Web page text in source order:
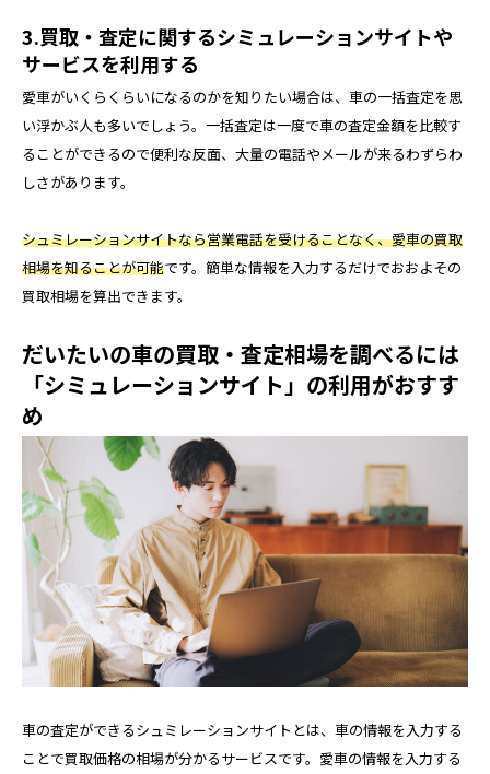
3.買取・査定に関するシミュレーションサイトや
サービスを利用する
愛車がいくらくらいになるのかを知りたい場合は、車の一括査定を思
い浮かぶ人も多いでしょう。一括査定は一度で車の査定金額を比較す
ることができるので便利な反面、大量の電話やメールが来るわずらわ
しさがあります。
シュミレーションサイトなら営業電話を受けることなく、愛車の買取
相場を知ることが可能です。簡単な情報を入力するだけでおおよその
買取相場を算出できます。
だいたいの車の買取・査定相場を調べるには
「シミュレーションサイト」の利用がおすす
め
車の査定ができるシュミレーションサイトとは、車の情報を入力する
ことで買取価格の相場が分かるサービスです。愛車の情報を入力する